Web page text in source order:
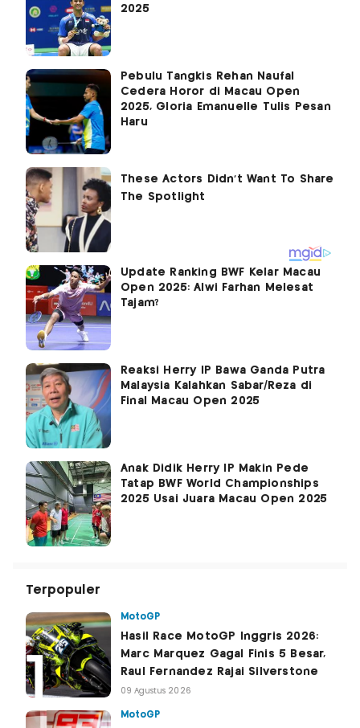
2025
Pebulu Tangkis Rehan Naufal
Cedera Horor di Macau Open
2025, Gloria Emanuelle Tulis Pesan
Haru
Update Ranking BWF Kelar Macau
Open 2025: Alwi Farhan Melesat
Tajam?
Reaksi Herry IP Bawa Ganda Putra
Malaysia Kalahkan Sabar/Reza di
Final Macau Open 2025
Anak Didik Herry IP Makin Pede
Tatap BWF World Championships
2025 Usai Juara Macau Open 2025
Terpopuler
MotoGP
Hasil Race MotoGP Inggris 2026:
Marc Marquez Gagal Finis 5 Besar,
Raul Fernandez Rajai Silverstone
09 Agustus 2026
MotoGP